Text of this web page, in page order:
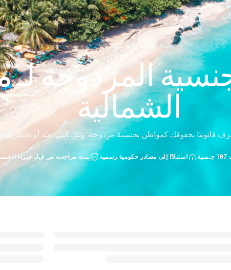
آخر تحديث: 19 مايو 2026
المزدوجة لـ
الشمالية
قانونيًا بحقوقك كمواطن بجنسية مزدوجة، وتلك التي تقيّد أو تحظر
استنادًا إلى مصادر حكومية رسمية تمت مراجعته من قبل خبراء